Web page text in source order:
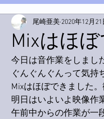
Mixはほぼ
尾崎亜美 2020年12月21
今日は音作業をしまし
ぐんぐんぐんって気持
Mixはほぼできました
明日はいよいよ映像作
午前中からの作業が一